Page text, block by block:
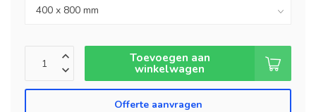
Toevoegen aan
winkelwagen
Offerte aanvragen